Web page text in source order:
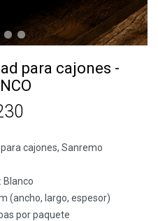
para cajones -
cajones, Sanremo
Blanco
(ancho, largo, espesor)
por paquete